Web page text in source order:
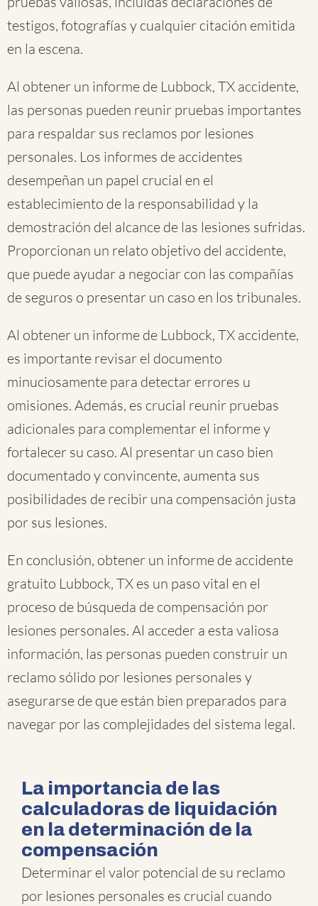
testigos, fotografías y cualquier citación emitida
en la escena.
Al obtener un informe de Lubbock, TX accidente,
las personas pueden reunir pruebas importantes
para respaldar sus reclamos por lesiones
personales. Los informes de accidentes
desempeñan un papel crucial en el
establecimiento de la responsabilidad y la
demostración del alcance de las lesiones sufridas.
Proporcionan un relato objetivo del accidente,
que puede ayudar a negociar con las compañías
de seguros o presentar un caso en los tribunales.
Al obtener un informe de Lubbock, TX accidente,
es importante revisar el documento
minuciosamente para detectar errores u
omisiones. Además, es crucial reunir pruebas
adicionales para complementar el informe y
fortalecer su caso. Al presentar un caso bien
documentado y convincente, aumenta sus
posibilidades de recibir una compensación justa
por sus lesiones.
En conclusión, obtener un informe de accidente
gratuito Lubbock, TX es un paso vital en el
proceso de búsqueda de compensación por
lesiones personales. Al acceder a esta valiosa
información, las personas pueden construir un
reclamo sólido por lesiones personales y
asegurarse de que están bien preparados para
navegar por las complejidades del sistema legal.
La importancia de las
calculadoras de liquidación
en la determinación de la
compensación
Determinar el valor potencial de su reclamo
por lesiones personales es crucial cuando